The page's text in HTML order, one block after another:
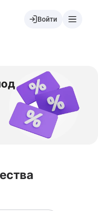
Войти